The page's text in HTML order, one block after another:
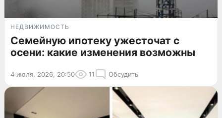
НЕДВИЖИМОСТЬ
Семейную ипотеку ужесточат с
осени: какие изменения возможны
4 июля, 2026, 20:50 11 Обсудить